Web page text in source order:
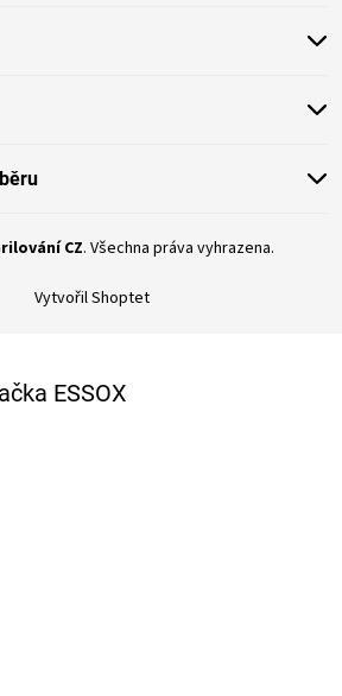
Vytvořil Shoptet
CZ. Všechna práva vyhrazena.
ESSOX